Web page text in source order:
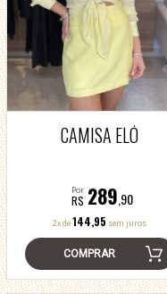
CAMISA ELÓ
Por
R$ 289 ,90
2x de144,95 sem juros
COMPRAR